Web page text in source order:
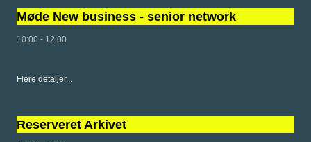
Møde New business - senior network
10:00 - 12:00
Flere detaljer...
Reserveret Arkivet